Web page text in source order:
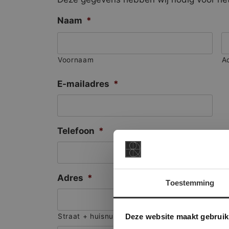
Toestemming
Deze website maakt
Naam *
Voornaam
E-mailadres *
Telefoon *
Adres *
Straat + huisnummer
Deze
onze